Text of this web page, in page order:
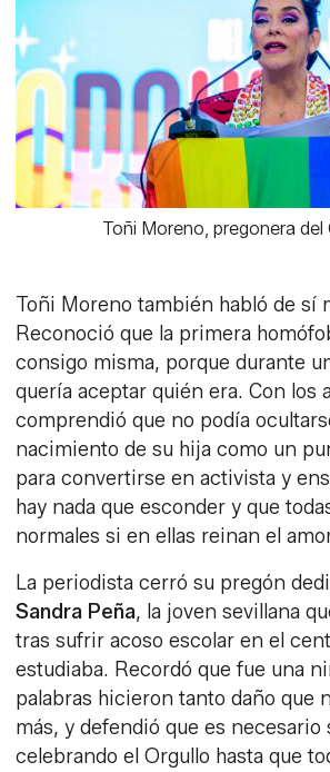
Toñi Moreno, pregonera del
Toñi Moreno también habló de sí
Reconoció que la primera
consigo misma, porque durante
quería aceptar quién era. Con los
comprendió que no podía
nacimiento de su hija como un
para convertirse en activista y
hay nada que esconder y que
normales si en ellas reinan el
La periodista cerró su pregón
Sandra Peña, la joven sevillana
tras sufrir acoso escolar en el
estudiaba. Recordó que fue una
palabras hicieron tanto daño que
más, y defendió que es necesario
celebrando el Orgullo hasta que